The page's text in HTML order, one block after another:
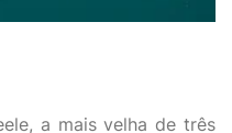
a mais velha de três